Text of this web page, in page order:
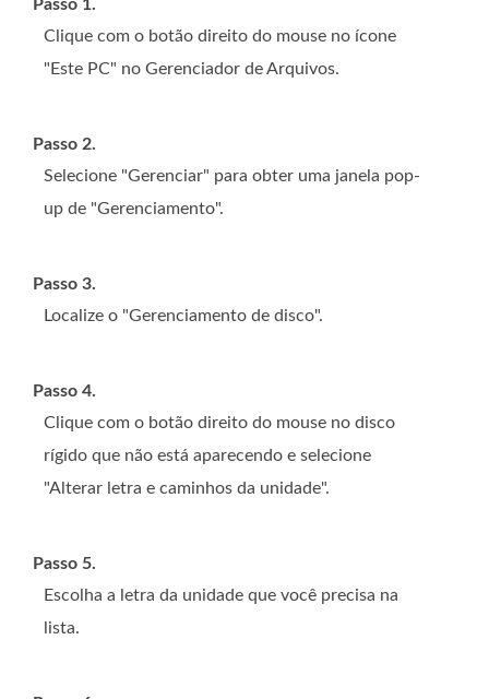
Passo 1.
Clique com o botão direito do mouse no ícone
"Este PC" no Gerenciador de Arquivos.
Passo 2.
Selecione "Gerenciar" para obter uma janela pop-
up de "Gerenciamento".
Passo 3.
Localize o "Gerenciamento de disco".
Passo 4.
Clique com o botão direito do mouse no disco
rígido que não está aparecendo e selecione
"Alterar letra e caminhos da unidade".
Passo 5.
Escolha a letra da unidade que você precisa na
lista.